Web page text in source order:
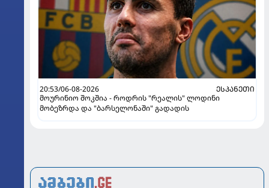
20:53/06-08-2026
ᲔᲡᲞᲐᲜᲔᲗᲘ
მოურინიო შოკშია - როდრის "რეალის" ლოდინი
მობეზრდა და "ბარსელონაში" გადადის